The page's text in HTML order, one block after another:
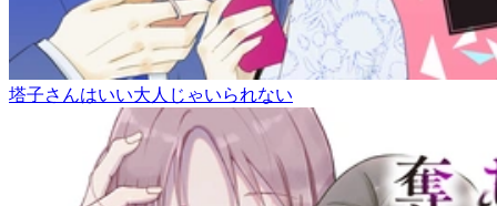
塔子さんはいい大人じゃいられない